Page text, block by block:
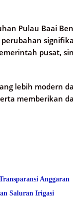
Pulau Baai
pusat,
lebih modern
memberikan
Anggaran
Saluran Irigasi